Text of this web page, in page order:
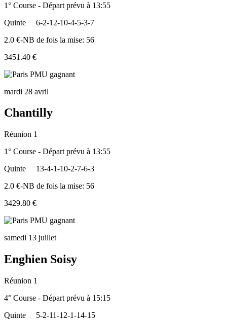
1° Course - Départ prévu à 13:55
Quinte
6-2-12-10-4-5-3-7
2.0 €-NB de fois la mise: 56
3451.40 €
mardi 28 avril
Chantilly
Réunion 1
1° Course - Départ prévu à 13:55
Quinte
13-4-1-10-2-7-6-3
2.0 €-NB de fois la mise: 56
3429.80 €
samedi 13 juillet
Enghien Soisy
Réunion 1
4° Course - Départ prévu à 15:15
Quinte
5-2-11-12-1-14-15